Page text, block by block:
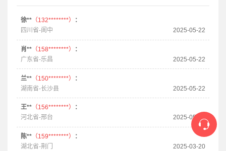
徐**（132********）
：
四川省-阆中
2025-05-22
肖**（158********）
：
广东省-乐昌
2025-05-22
兰**（150********）
：
湖南省-长沙县
2025-05-22
王**（156********）
：
河北省-邢台
2025-05-22
陈**（159********）
：
湖北省-荆门
2025-03-20